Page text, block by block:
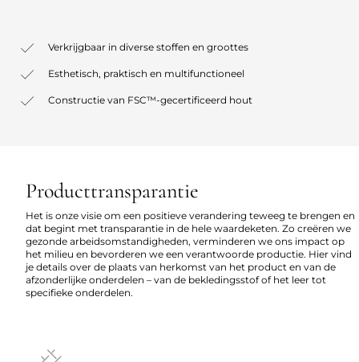
Verkrijgbaar in diverse stoffen en groottes
Esthetisch, praktisch en multifunctioneel
Constructie van FSC™-gecertificeerd hout
Producttransparantie
Het is onze visie om een positieve verandering teweeg te brengen en
dat begint met transparantie in de hele waardeketen. Zo creëren we
gezonde arbeidsomstandigheden, verminderen we ons impact op
het milieu en bevorderen we een verantwoorde productie. Hier vind
je details over de plaats van herkomst van het product en van de
afzonderlijke onderdelen – van de bekledingsstof of het leer tot
specifieke onderdelen.